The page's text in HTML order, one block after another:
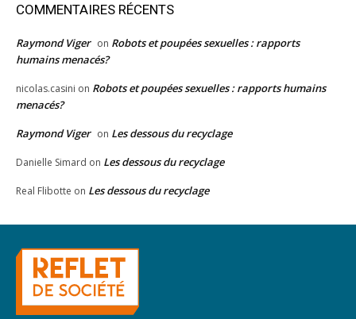
COMMENTAIRES RÉCENTS
Raymond Viger on Robots et poupées sexuelles : rapports
humains menacés?
nicolas.casini on Robots et poupées sexuelles : rapports humains
menacés?
Raymond Viger on Les dessous du recyclage
Danielle Simard on Les dessous du recyclage
Real Flibotte on Les dessous du recyclage